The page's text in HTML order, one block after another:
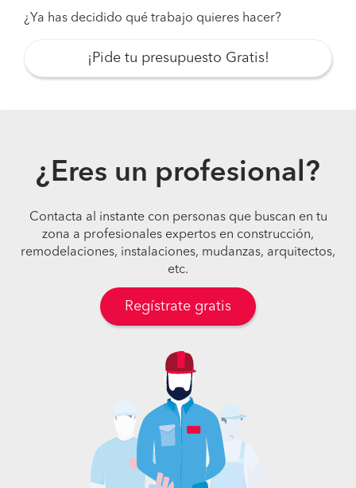
¿Ya has decidido qué trabajo quieres hacer?
¡Pide tu presupuesto Gratis!
¿Eres un profesional?
Contacta al instante con personas que buscan en tu
zona a profesionales expertos en construcción,
remodelaciones, instalaciones, mudanzas, arquitectos,
etc.
Regístrate gratis